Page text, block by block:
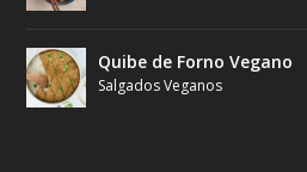
Quibe de Forno Vegano
Salgados Veganos